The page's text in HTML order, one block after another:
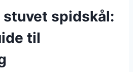
spidskål:
til